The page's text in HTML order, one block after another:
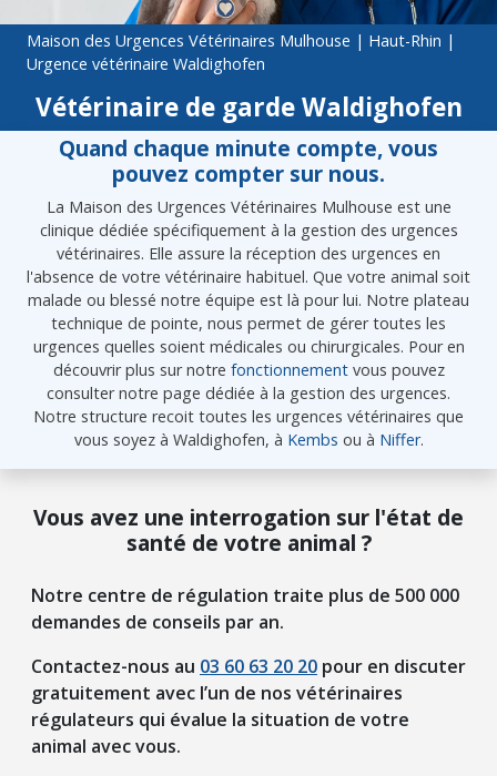
Maison des Urgences Vétérinaires Mulhouse | Haut-Rhin |
Urgence vétérinaire Waldighofen
Vétérinaire de garde Waldighofen
Quand chaque minute compte, vous
pouvez compter sur nous.
La Maison des Urgences Vétérinaires Mulhouse est une
clinique dédiée spécifiquement à la gestion des urgences
vétérinaires. Elle assure la réception des urgences en
l'absence de votre vétérinaire habituel. Que votre animal soit
malade ou blessé notre équipe est là pour lui. Notre plateau
technique de pointe, nous permet de gérer toutes les
urgences quelles soient médicales ou chirurgicales. Pour en
découvrir plus sur notre fonctionnementvous pouvez
consulter notre page dédiée à la gestion des urgences.
Notre structure recoit toutes les urgences vétérinaires que
vous soyez à Waldighofen, à Kembs ou à Niffer.
Vous avez une interrogation sur l'état de
santé de votre animal ?
Notre centre de régulation traite plus de 500 000
demandes de conseils par an.
Contactez-nous au 03 60 63 20 20 pour en discuter
gratuitement avec l’un de nos vétérinaires
régulateurs qui évalue la situation de votre
animal avec vous.